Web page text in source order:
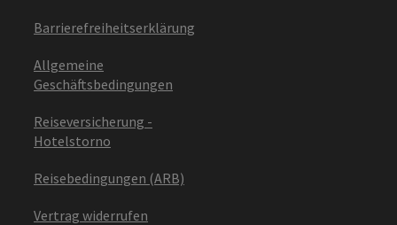
Barrierefreiheitserklärung
Allgemeine
Geschäftsbedingungen
Reiseversicherung -
Hotelstorno
Reisebedingungen (ARB)
Vertrag widerrufen